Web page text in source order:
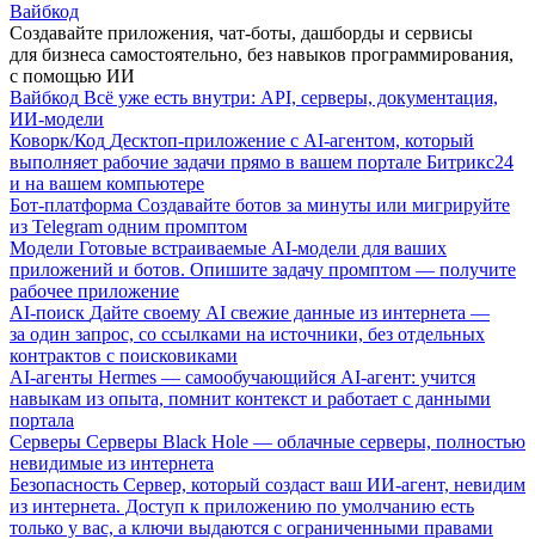
Вайбкод
Создавайте приложения, чат-боты, дашборды и сервисы
для бизнеса самостоятельно, без навыков программирования,
с помощью ИИ
Вайбкод Всё уже есть внутри: API, серверы, документация,
ИИ-модели
Коворк/Код Десктоп-приложение с AI-агентом, который
выполняет рабочие задачи прямо в вашем портале Битрикс24
и на вашем компьютере
Бот-платформа Создавайте ботов за минуты или мигрируйте
из Telegram одним промптом
Модели Готовые встраиваемые AI-модели для ваших
приложений и ботов. Опишите задачу промптом — получите
рабочее приложение
AI-поиск Дайте своему AI свежие данные из интернета —
за один запрос, со ссылками на источники, без отдельных
контрактов с поисковиками
AI-агенты Hermes — самообучающийся AI-агент: учится
навыкам из опыта, помнит контекст и работает с данными
портала
Серверы Серверы Black Hole — облачные серверы, полностью
невидимые из интернета
Безопасность Сервер, который создаст ваш ИИ-агент, невидим
из интернета. Доступ к приложению по умолчанию есть
только у вас, а ключи выдаются с ограниченными правами